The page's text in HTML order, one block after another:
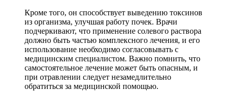
Кроме того, он способствует выведению токсинов
из организма, улучшая работу почек. Врачи
подчеркивают, что применение солевого раствора
должно быть частью комплексного лечения, и его
использование необходимо согласовывать с
медицинским специалистом. Важно помнить, что
самостоятельное лечение может быть опасным, и
при отравлении следует незамедлительно
обратиться за медицинской помощью.